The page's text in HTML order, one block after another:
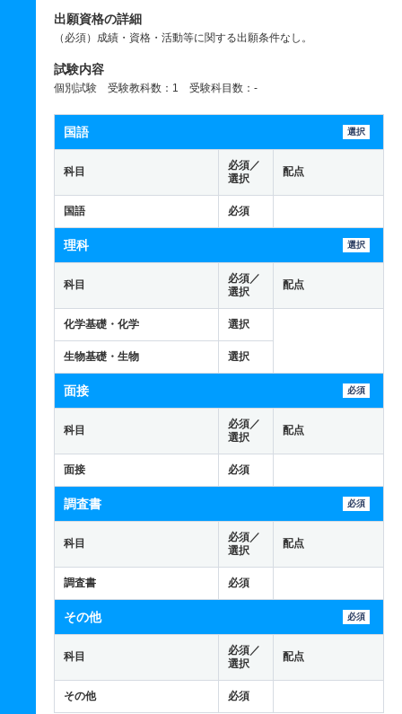
出願資格の詳細
（必須）成績・資格・活動等に関する出願条件なし。
試験内容
個別試験 受験教科数：1 受験科目数：-
国語 選択
科目
必須／
選択
配点
国語 必須
理科 選択
科目
必須／
選択
配点
化学基礎・化学 選択
生物基礎・生物 選択
面接 必須
科目
必須／
選択
配点
面接 必須
調査書 必須
科目
必須／
選択
配点
調査書 必須
その他 必須
科目
必須／
選択
配点
その他 必須